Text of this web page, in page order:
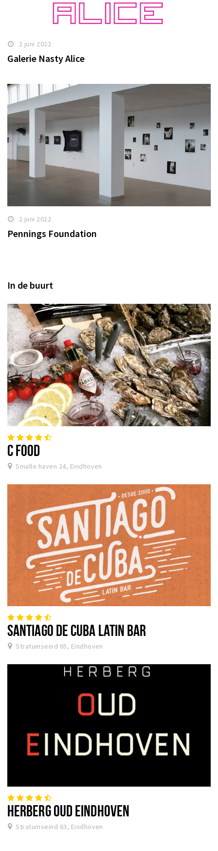
2 juni 2022
Galerie Nasty Alice
2 juni 2022
Pennings Foundation
In de buurt
C FOOD
Smalle haven 24, Eindhoven
SANTIAGO DE CUBA LATIN BAR
Stratumseind 65, Eindhoven
HERBERG OUD EINDHOVEN
Stratumseind 63, Eindhoven